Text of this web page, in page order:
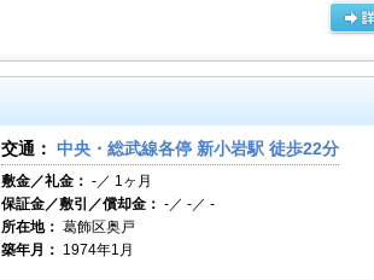
交通： 中央・総武線各停 新小岩駅 徒歩22分
敷金／礼金： -／ 1ヶ月
保証金／敷引／償却金： -／ -／ -
所在地： 葛飾区奥戸
築年月： 1974年1月